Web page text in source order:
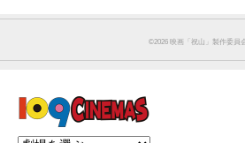
©︎2026 映画「祝山」製作委員